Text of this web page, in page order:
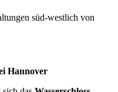
süd-westlich von
Hannover